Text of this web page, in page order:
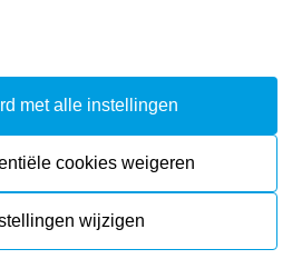
met alle instellingen
cookies weigeren
wijzigen